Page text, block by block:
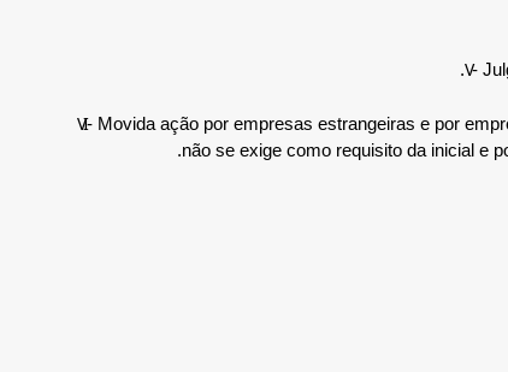
V-
VI- Movida ação por empresas estrangeiras e por
não se exige como requisito da inicial e